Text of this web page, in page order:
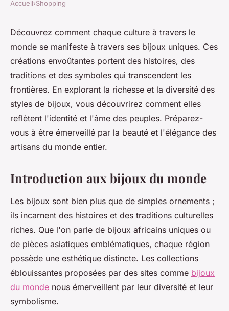
SHOPPING
Les bijoux du monde :
l'élégance de chaque culture
Éléna•4 avril 2025 •3 min de lecture
Accueil›Shopping
Découvrez comment chaque culture à travers le
monde se manifeste à travers ses bijoux uniques. Ces
créations envoûtantes portent des histoires, des
traditions et des symboles qui transcendent les
frontières. En explorant la richesse et la diversité des
styles de bijoux, vous découvrirez comment elles
reflètent l'identité et l'âme des peuples. Préparez-
vous à être émerveillé par la beauté et l'élégance des
artisans du monde entier.
Introduction aux bijoux du monde
Les bijoux sont bien plus que de simples ornements ;
ils incarnent des histoires et des traditions culturelles
riches. Que l'on parle de bijoux africains uniques ou
de pièces asiatiques emblématiques, chaque région
possède une esthétique distincte. Les collections
éblouissantes proposées par des sites comme bijoux
du monde nous émerveillent par leur diversité et leur
symbolisme.